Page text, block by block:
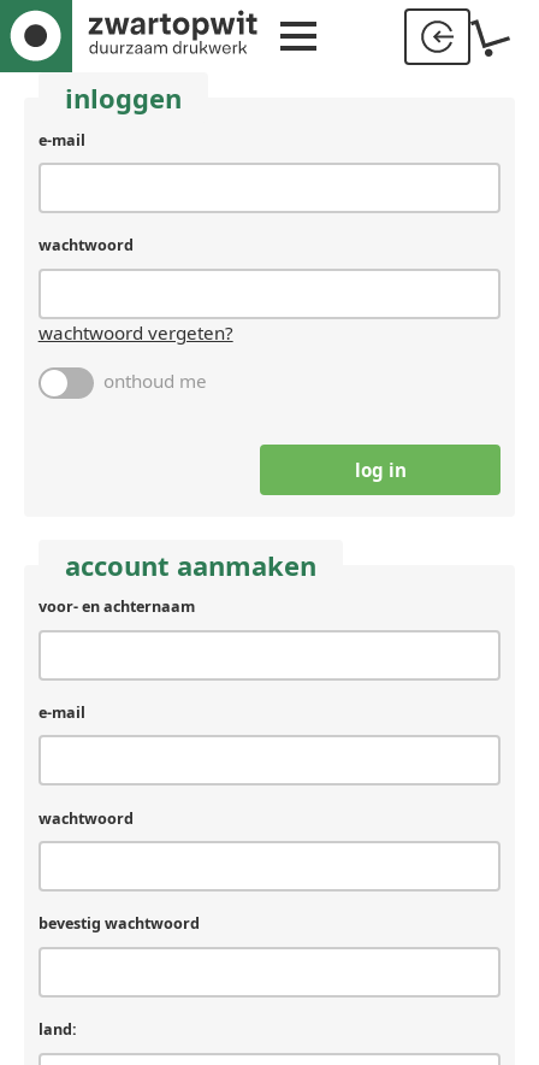
inloggen
e-mail
wachtwoord
wachtwoord vergeten?
onthoud me
account aanmaken
voor- en achternaam
e-mail
wachtwoord
bevestig wachtwoord
land: